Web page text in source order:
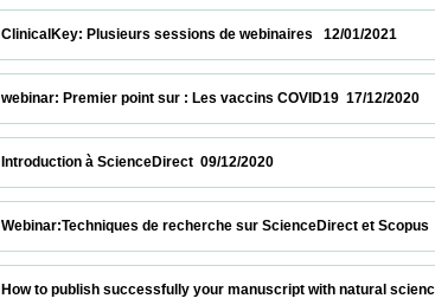
ClinicalKey: Plusieurs sessions de webinaires   12/
webinar: Premier point sur : Les vaccins COVID19
Introduction à ScienceDirect  09/12/2020
Webinar:Techniques de recherche sur ScienceDirect
How to publish successfully your manuscript with